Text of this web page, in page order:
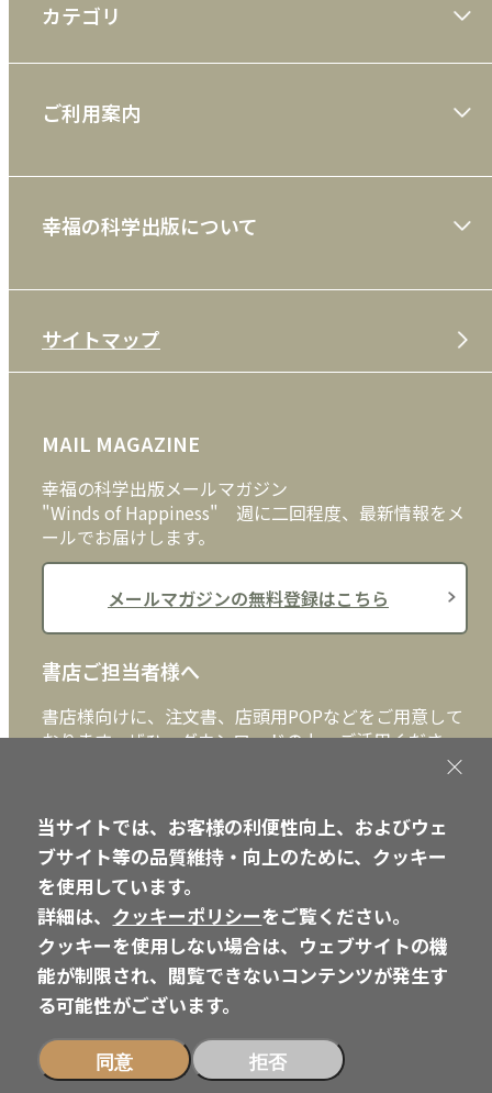
カテゴリ
雑誌
CD
DVD・ブルーレイ
外国語
ご利用案内
利用規約
特定商取引法
プライバシーポリシー
クッキーポリシー
幸福の科学出版について
メディア・ライブラリー
サイトマップ
MAIL MAGAZINE
幸福の科学出版メールマガジン
"Winds of Happiness" 週に二回程度、最新情報をメ
ールでお届けします。
メールマガジンの無料登録はこちら
書店ご担当者様へ
書店様向けに、注文書、店頭用POPなどをご用意して
おります。ぜひ、ダウンロードの上、ご活用くださ
書店ご担当者様へ
Copyright © IRH Press Co.,Ltd. All Rights Reserved.
当サイトでは、お客様の利便性向上、およびウェ
ブサイト等の品質維持・向上のために、クッキー
を使用しています。
詳細は、 クッキーポリシーをご覧ください。
クッキーを使用しない場合は、ウェブサイトの機
能が制限され、閲覧できないコンテンツが発生す
る可能性がございます。
同意 拒否